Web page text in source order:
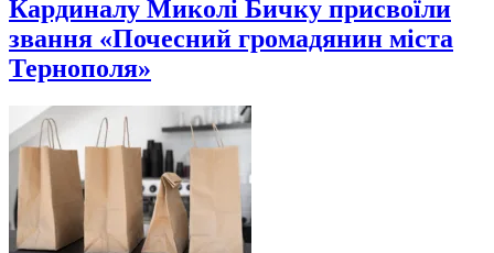
Кардиналу Миколі Бичку присвоїли
звання «Почесний громадянин міста
Тернополя»